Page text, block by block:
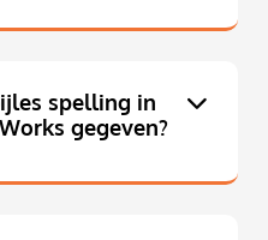
spelling in
gegeven?